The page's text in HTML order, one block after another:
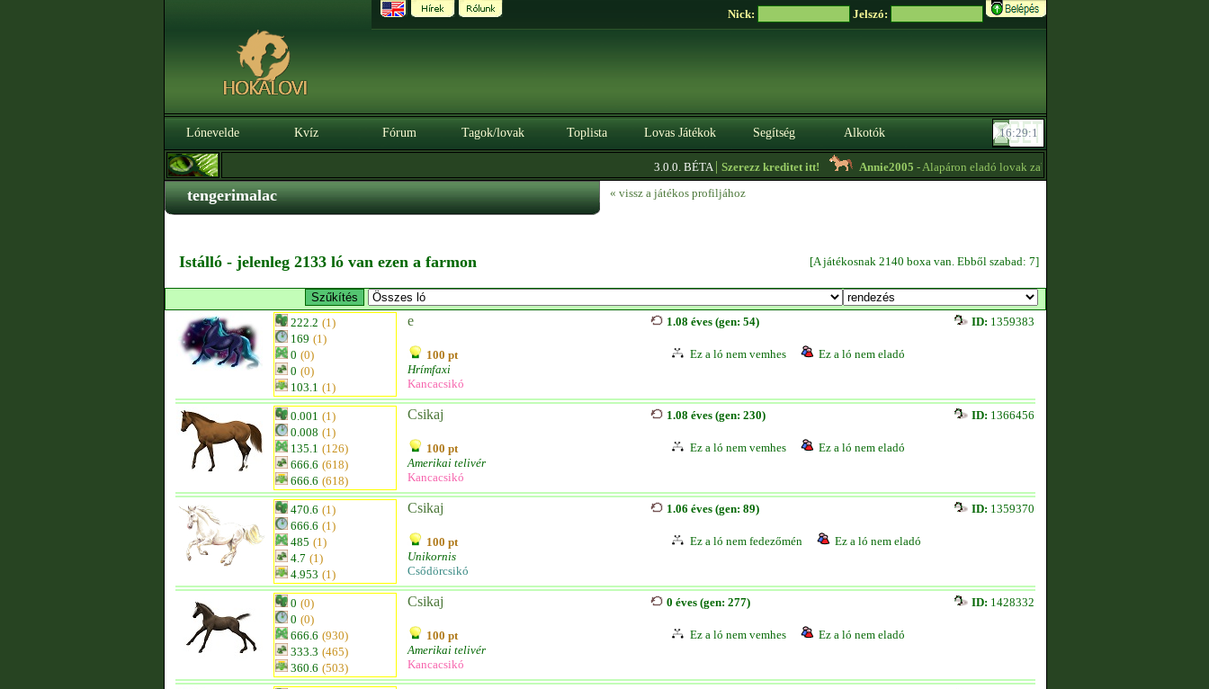
Nick: Jelszó:
Lónevelde Kvíz Fórum Tagok/lovak Toplista Lovas Játékok Segítség Alkotók
3.0.0. BÉTA|Szerezz kreditet itt! Annie2005- Alapáron eladó lovak zabszem hiány miatt különlegesek
tengerimalac « vissz a játékos profiljához
Istálló - jelenleg 2133 ló van ezen a farmon [A játékosnak 2140 boxa van. Ebből szabad: 7]
222.2 (1)
169 (1)
0 (0)
0 (0)
103.1 (1)
e
100 pt
Hrímfaxi
Kancacsikó
1.08 éves (gen: 54) ID: 1359383
Ez a ló nem vemhes Ez a ló nem eladó
0.001 (1)
0.008 (1)
135.1 (126)
666.6 (618)
666.6 (618)
Csikaj
100 pt
Amerikai telivér
Kancacsikó
1.08 éves (gen: 230) ID: 1366456
Ez a ló nem vemhes Ez a ló nem eladó
470.6 (1)
666.6 (1)
485 (1)
4.7 (1)
4.953 (1)
Csikaj
100 pt
Unikornis
Csődörcsikó
1.06 éves (gen: 89) ID: 1359370
Ez a ló nem fedezőmén Ez a ló nem eladó
0 (0)
0 (0)
666.6 (930)
333.3 (465)
360.6 (503)
Csikaj
100 pt
Amerikai telivér
Kancacsikó
0 éves (gen: 277) ID: 1428332
Ez a ló nem vemhes Ez a ló nem eladó